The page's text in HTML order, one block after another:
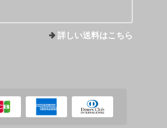
詳しい送料はこちら